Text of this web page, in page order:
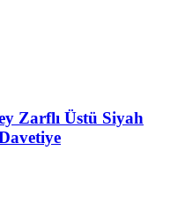
Zarflı Üstü Siyah